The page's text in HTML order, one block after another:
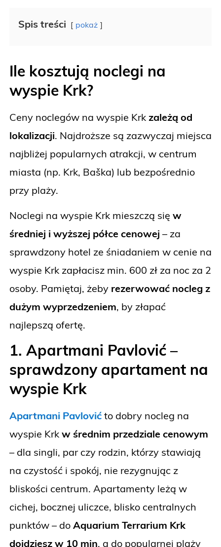
Spis treści pokaż
Ile kosztują noclegi na
wyspie Krk?
Ceny noclegów na wyspie Krk zależą od
lokalizacji. Najdroższe są zazwyczaj miejsca
najbliżej popularnych atrakcji, w centrum
miasta (np. Krk, Baška) lub bezpośrednio
przy plaży.
Noclegi na wyspie Krk mieszczą się w
średniej i wyższej półce cenowej – za
sprawdzony hotel ze śniadaniem w cenie na
wyspie Krk zapłacisz min. 600 zł za noc za 2
osoby. Pamiętaj, żeby rezerwować nocleg z
dużym wyprzedzeniem, by złapać
najlepszą ofertę.
1. Apartmani Pavlović –
sprawdzony apartament na
wyspie Krk
Apartmani Pavlović to dobry nocleg na
wyspie Krk w średnim przedziale cenowym
– dla singli, par czy rodzin, którzy stawiają
na czystość i spokój, nie rezygnując z
bliskości centrum. Apartamenty leżą w
cichej, bocznej uliczce, blisko centralnych
punktów – do Aquarium Terrarium Krk
dojdziesz w 10 min, a do popularnej plaży